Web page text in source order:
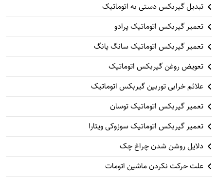
تبدیل گیربکس دستی به اتوماتیک
تعمیر گیربکس اتوماتیک پرادو
تعمیر گیربکس اتوماتیک سانگ یانگ
تعویض روغن گیربکس اتوماتیک
علائم خرابی توربین گیربکس اتوماتیک
تعمیر گیربکس اتوماتیک توسان
تعمیر گیربکس اتوماتیک سوزوکی ویتارا
دلایل روشن شدن چراغ چک
علت حرکت نکردن ماشین اتومات